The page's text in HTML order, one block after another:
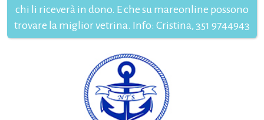
chi li riceverà in dono. E che su mareonline possono
trovare la miglior vetrina. Info: Cristina, 351 9744943